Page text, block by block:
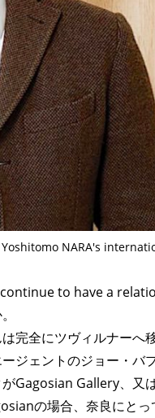
Yoshitomo NARA's
to have a
完全にツヴィルナーへ移
ジェントのジョー・バ
Gagosian Gallery、又
の場合、奈良にと